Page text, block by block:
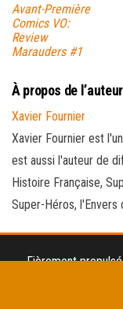
Avant-Première
Comics VO:
Review
Marauders #1
À propos de l’auteur
Xavier Fournier
Xavier Fournier est
est aussi l'auteur de
Histoire Française,
Super-Héros, l'Envers
Fièrement